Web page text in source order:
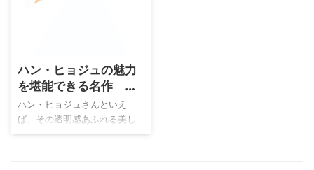
かう青春ロマンス時代劇で
す。歴史の波に翻弄されなが
求める若者たちの成長物語が
描かれています。幽霊に呪わ
ハン・ヒョジュの魅力
を堪能できる名作 ド
ラマと映画 ！
ハン・ヒョジュさんといえ
ば、その透明感あふれる美し
さと繊細な演技力で多くの視